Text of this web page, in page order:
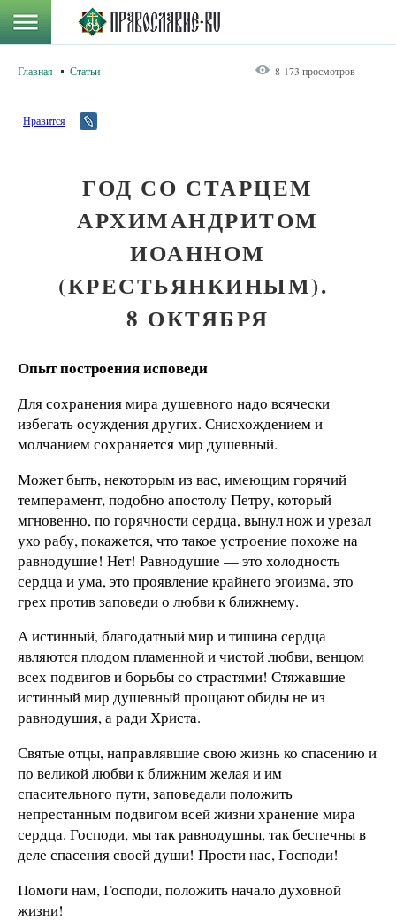
Главная Статьи 8 173 просмотров
Нравится
ГОД СО СТАРЦЕМ
АРХИМАНДРИТОМ
ИОАННОМ
(КРЕСТЬЯНКИНЫМ).
8 ОКТЯБРЯ
Опыт построения исповеди
Для сохранения мира душевного надо всячески
избегать осуждения других. Снисхождением и
молчанием сохраняется мир душевный.
Может быть, некоторым из вас, имеющим горячий
темперамент, подобно апостолу Петру, который
мгновенно, по горячности сердца, вынул нож и урезал
ухо рабу, покажется, что такое устроение похоже на
равнодушие! Нет! Равнодушие — это холодность
сердца и ума, это проявление крайнего эгоизма, это
грех против заповеди о любви к ближнему.
А истинный, благодатный мир и тишина сердца
являются плодом пламенной и чистой любви, венцом
всех подвигов и борьбы со страстями! Стяжавшие
истинный мир душевный прощают обиды не из
равнодушия, а ради Христа.
Святые отцы, направлявшие свою жизнь ко спасению и
по великой любви к ближним желая и им
спасительного пути, заповедали положить
непрестанным подвигом всей жизни хранение мира
сердца. Господи, мы так равнодушны, так беспечны в
деле спасения своей души! Прости нас, Господи!
Помоги нам, Господи, положить начало духовной
жизни!